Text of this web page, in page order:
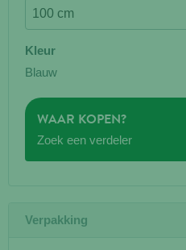
Kleur
Blauw
WAAR KOPEN?
Zoek een verdeler
Verpakking